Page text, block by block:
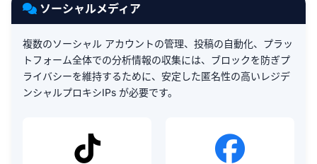
ソーシャルメディア
複数のソーシャル アカウントの管理、投稿の自動化、プラッ
トフォーム全体での分析情報の収集には、ブロックを防ぎプ
ライバシーを維持するために、安定した匿名性の高いレジデ
ンシャルプロキシIPs が必要です。